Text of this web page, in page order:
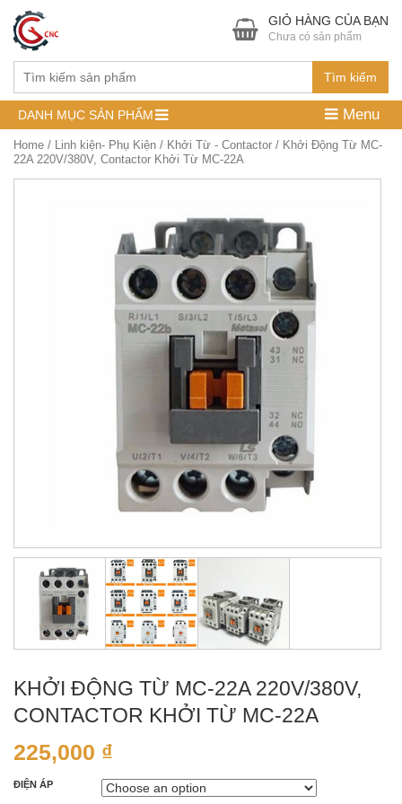
Tìm kiếm
GIỎ HÀNG CỦA BẠN
Chưa có sản phẩm
DANH MỤC SẢN PHẨM Menu
Home / Linh kiện- Phụ Kiện / Khởi Từ - Contactor / Khởi Động Từ MC-
22A 220V/380V, Contactor Khởi Từ MC-22A
KHỞI ĐỘNG TỪ MC-22A 220V/380V,
CONTACTOR KHỞI TỪ MC-22A
225,000 ₫
ĐIỆN ÁP